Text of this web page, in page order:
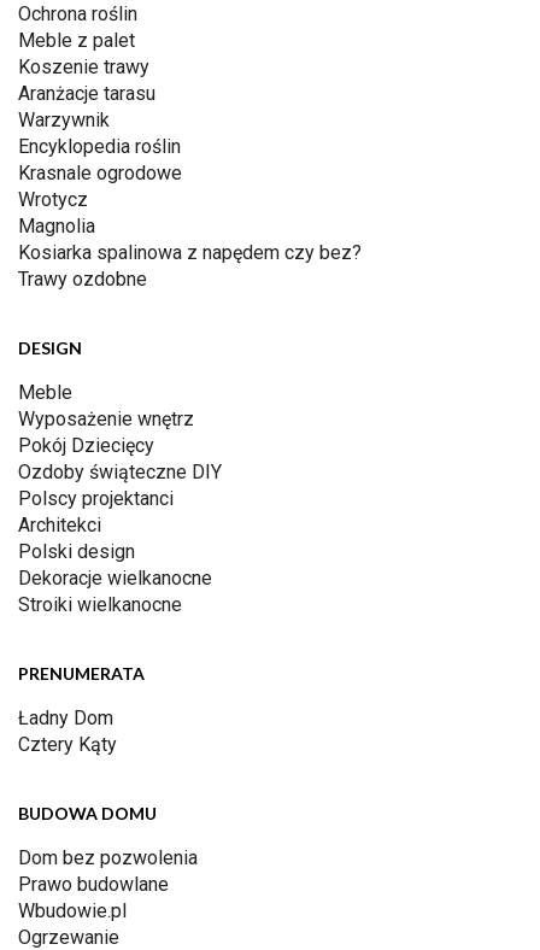
Ochrona roślin
Meble z palet
Koszenie trawy
Aranżacje tarasu
Warzywnik
Encyklopedia roślin
Krasnale ogrodowe
Wrotycz
Magnolia
Kosiarka spalinowa z napędem czy bez?
Trawy ozdobne
DESIGN
Meble
Wyposażenie wnętrz
Pokój Dziecięcy
Ozdoby świąteczne DIY
Polscy projektanci
Architekci
Polski design
Dekoracje wielkanocne
Stroiki wielkanocne
PRENUMERATA
Ładny Dom
Cztery Kąty
BUDOWA DOMU
Dom bez pozwolenia
Prawo budowlane
Wbudowie.pl
Ogrzewanie